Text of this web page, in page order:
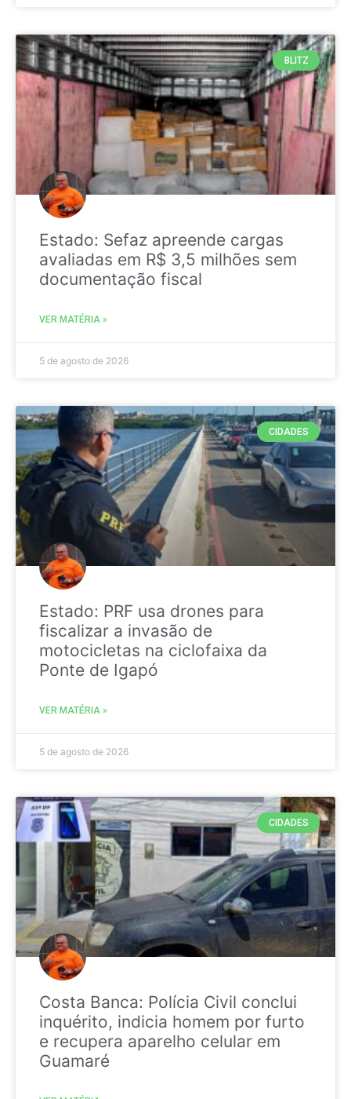
BLITZ
Estado: Sefaz apreende cargas
avaliadas em R$ 3,5 milhões sem
documentação fiscal
VER MATÉRIA »
5 de agosto de 2026
CIDADES
Estado: PRF usa drones para
fiscalizar a invasão de
motocicletas na ciclofaixa da
Ponte de Igapó
VER MATÉRIA »
5 de agosto de 2026
CIDADES
Costa Banca: Polícia Civil conclui
inquérito, indicia homem por furto
e recupera aparelho celular em
Guamaré